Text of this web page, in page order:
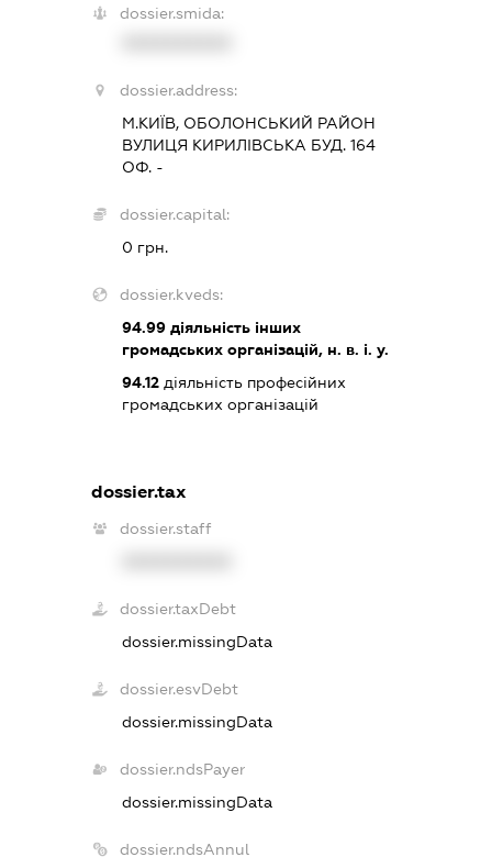
dossier.smida:
dossier.address:
М.КИЇВ, ОБОЛОНСЬКИЙ РАЙОН
ВУЛИЦЯ КИРИЛІВСЬКА БУД. 164
ОФ. -
dossier.capital:
0 грн.
dossier.kveds:
94.99діяльність інших
громадських організацій, н. в. і. у.
94.12діяльність професійних
громадських організацій
dossier.tax
dossier.staff
dossier.taxDebt
dossier.missingData
dossier.esvDebt
dossier.missingData
dossier.ndsPayer
dossier.missingData
dossier.ndsAnnul